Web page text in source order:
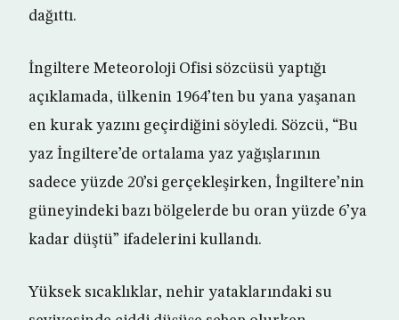
dağıttı.
İngiltere Meteoroloji Ofisi sözcüsü yaptığı
açıklamada, ülkenin 1964’ten bu yana yaşanan
en kurak yazını geçirdiğini söyledi. Sözcü, “Bu
yaz İngiltere’de ortalama yaz yağışlarının
sadece yüzde 20’si gerçekleşirken, İngiltere’nin
güneyindeki bazı bölgelerde bu oran yüzde 6’ya
kadar düştü” ifadelerini kullandı.
Yüksek sıcaklıklar, nehir yataklarındaki su